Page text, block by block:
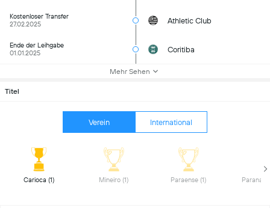
Kostenloser Transfer
27.02.2025
Athletic Club
Ende der Leihgabe
01.01.2025
Coritiba
Mehr Sehen
Titel
Verein International